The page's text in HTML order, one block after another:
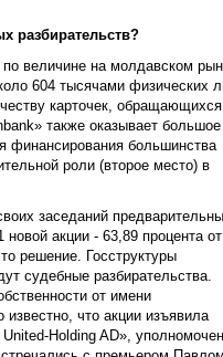
разбирательств?
величине на молдавском
604 тысячами физических
карточек,
также оказывает большое
финансирования большинства
роли (второе место) в
заседаний
акции - 63,89 процента от
решение. Госструктуры
судебные разбирательства.
от имени
что акции изъявила
Holding AD»,